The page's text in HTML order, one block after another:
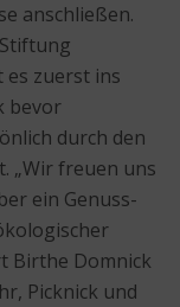
anschließen.
es zuerst ins
bevor
durch den
„Wir freuen uns
ein Genuss-
Birthe Domnick
Picknick und